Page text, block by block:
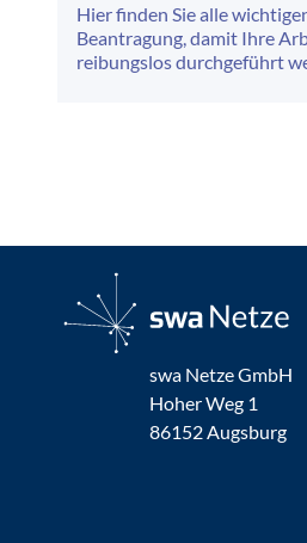
Hier finden Sie alle
Beantragung, damit Ihre
reibungslos durchgeführt
swa Netze GmbH
Hoher Weg 1
86152 Augsburg